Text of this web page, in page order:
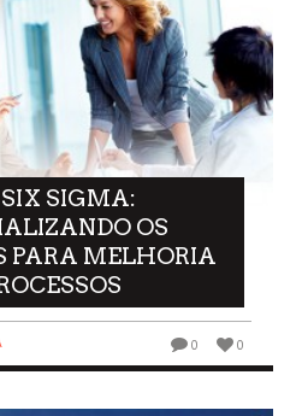
SIGMA:
OS
PARA MELHORIA
0 0